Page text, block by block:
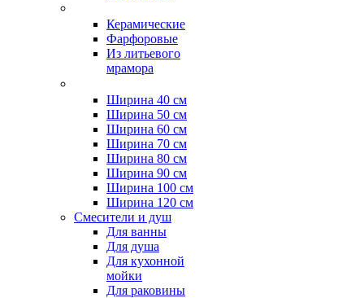
Керамические
Фарфоровые
Из литьевого
мрамора
Ширина 40 см
Ширина 50 см
Ширина 60 см
Ширина 70 см
Ширина 80 см
Ширина 90 см
Ширина 100 см
Ширина 120 см
Смесители и душ
Для ванны
Для душа
Для кухонной
мойки
Для раковины